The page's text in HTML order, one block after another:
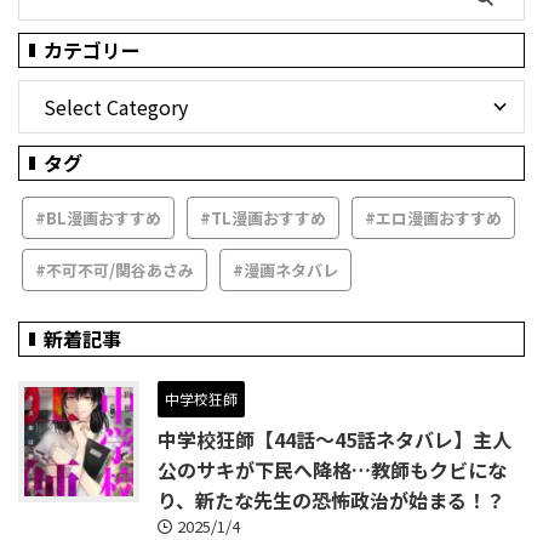
カテゴリー
タグ
#BL漫画おすすめ #TL漫画おすすめ #エロ漫画おすすめ
#不可不可/関谷あさみ #漫画ネタバレ
新着記事
中学校狂師
中学校狂師【44話～45話ネタバレ】主人
公のサキが下民へ降格…教師もクビにな
り、新たな先生の恐怖政治が始まる！？
2025/1/4